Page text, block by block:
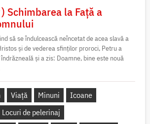
Schimbarea la Față a
să se îndulcească neîncetat de acea slavă a
și de vederea sfinților proroci, Petru a
și a zis: Doamne, bine este nouă
Viață Minuni
Icoane
Locuri de pelerinaj